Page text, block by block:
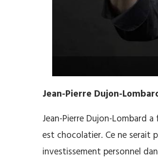
Jean-Pierre Dujon-
Jean-Pierre Dujon-Lombard
est chocolatier. Ce ne serait
investissement personnel